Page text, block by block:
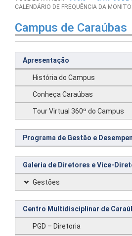
CALENDÁRIO DE FREQUÊNCIA DA
Campus de Caraúbas
Apresentação
História do Campus
Conheça Caraúbas
Tour Virtual 360º do Campus
Programa de Gestão e
Galeria de Diretores e Vice-
Gestões
Centro Multidisciplinar de
PGD – Diretoria